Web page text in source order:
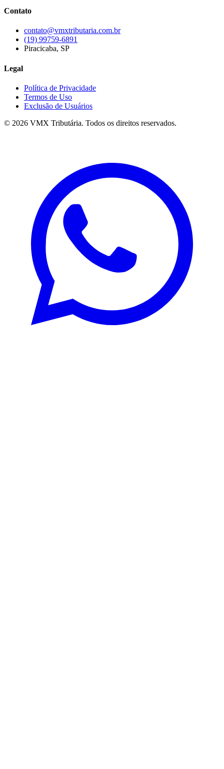
Contato
contato@vmxtributaria.com.br
(19) 99759-6891
Piracicaba, SP
Legal
Política de Privacidade
Termos de Uso
Exclusão de Usuários
© 2026 VMX Tributária. Todos os direitos reservados.